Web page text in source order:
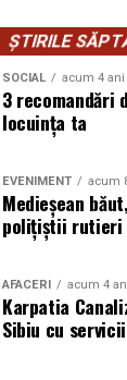
ȘTIRILE
SOCIAL acum 4 ani
3 recomandări
locuința ta
EVENIMENT acum
Medieșean
polițiștii rutieri
AFACERI acum 4
Karpatia
Sibiu cu